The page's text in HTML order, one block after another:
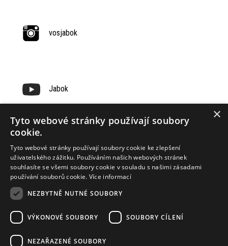
vosjabok
Jabok
Our Sponsors
×
Tyto webové stránky používají soubory
cookie.
Tyto webové stránky používají soubory cookie ke zlepšení
uživatelského zážitku. Používáním našich webových stránek
souhlasíte se všemi soubory cookie v souladu s našimi zásadami
používání souborů cookie. Více informací
NEZBYTNĚ NUTNÉ SOUBORY
VÝKONOVÉ SOUBORY SOUBORY CÍLENÍ
NEZAŘAZENÉ SOUBORY